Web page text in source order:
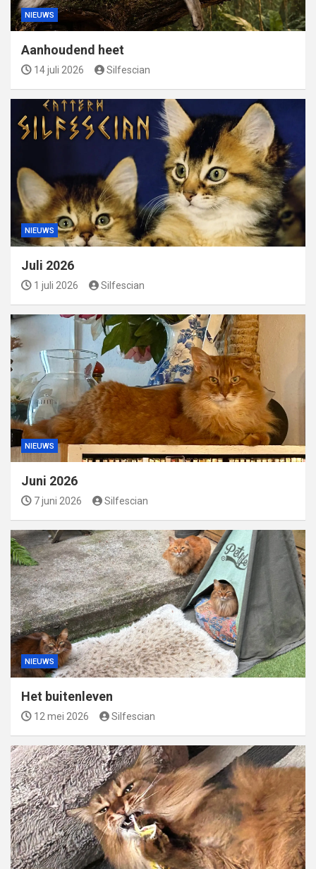
NIEUWS
Aanhoudend heet
14 juli 2026 Silfescian
NIEUWS
Juli 2026
1 juli 2026 Silfescian
NIEUWS
Juni 2026
7 juni 2026 Silfescian
NIEUWS
Het buitenleven
12 mei 2026 Silfescian